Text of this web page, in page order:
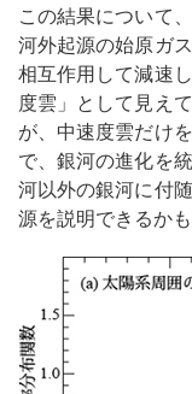
この結果について
河外起源の始原ガ
相互作用して減速
度雲」として見え
が、中速度雲だけ
で、銀河の進化を
河以外の銀河に付
源を説明できるか